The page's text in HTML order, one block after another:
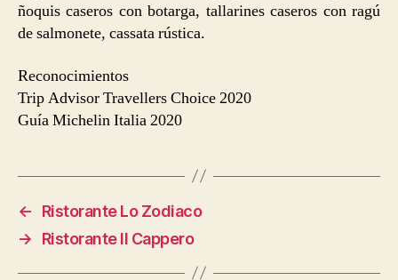
ñoquis caseros con botarga, tallarines caseros con ragú
de salmonete, cassata rústica.
Reconocimientos
Trip Advisor Travellers Choice 2020
Guía Michelin Italia 2020
←
Ristorante Lo Zodiaco
→
Ristorante Il Cappero